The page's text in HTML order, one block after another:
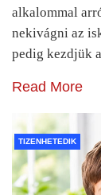
alkalommal
nekivágni az
pedig kezdjük
Read More
TIZENHETEDIK